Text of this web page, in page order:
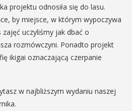
projektu odnosiła się do lasu.
by miejsce, w którym wypoczywa
zajęć uczyliśmy jak dbać o
rozmówczyni. Ponadto projekt
ikigai oznaczającą czerpanie
w najbliższym wydaniu naszej